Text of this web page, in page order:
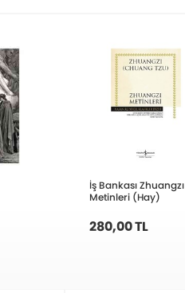
İş Bankası Zhuangzı
Metinleri (Hay)
280,00 TL